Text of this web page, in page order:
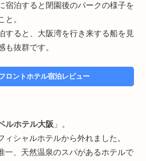
宿泊すると閉園後のパークの様子を
と。
すると、大阪湾を行き来する船を見
も抜群です。
ロントホテル宿泊レビュー
ルホテル大阪 」。
ィシャルホテルから外れました。
一、天然温泉のスパがあるホテルで